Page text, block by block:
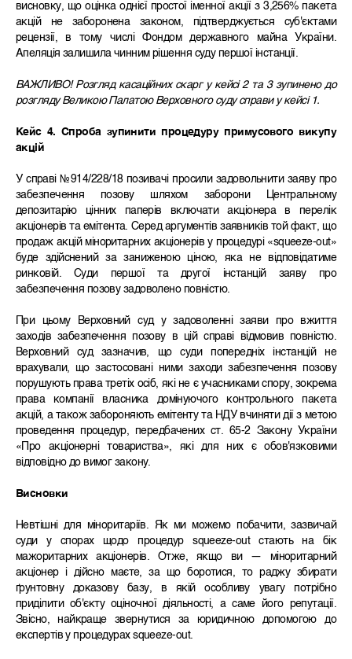
висновку, що оцінка однієї простої іменної акції з 3,256% пакета
акцій не заборонена законом, підтверджується суб'єктами
рецензії, в тому числі Фондом державного майна України.
Апеляція залишила чинним рішення суду першої інстанції.
ВАЖЛИВО! Розгляд касаційних скарг у кейсі 2 та 3 зупинено до
розгляду Великою Палатою Верховного суду справи у кейсі 1.
Кейс 4. Спроба зупинити процедуру примусового викупу
акцій
У справі №914/228/18 позивачі просили задовольнити заяву про
забезпечення позову шляхом заборони Центральному
депозитарію цінних паперів включати акціонера в перелік
акціонерів та емітента. Серед аргументів заявників той факт, що
продаж акцій міноритарних акціонерів у процедурі «squeeze-out»
буде здійснений за заниженою ціною, яка не відповідатиме
ринковій. Cуди першої та другої інстанцій заяву про
забезпечення позову задоволено повністю.
При цьому Верховний суд у задоволенні заяви про вжиття
заходів забезпечення позову в цій справі відмовив повністю.
Верховний суд зазначив, що суди попередніх інстанцій не
врахували, що застосовані ними заходи забезпечення позову
порушують права третіх осіб, які не є учасниками спору, зокрема
права компанії власника домінуючого контрольного пакета
акцій, а також забороняють емітенту та НДУ вчиняти дії з метою
проведення процедур, передбачених ст. 65‑2 Закону України
«Про акціонерні товариства», які для них є обов'язковими
відповідно до вимог закону.
Висновки
Невтішні для міноритаріїв. Як ми можемо побачити, зазвичай
суди у спорах щодо процедур squeeze-out стають на бік
мажоритарних акціонерів. Отже, якщо ви — міноритарний
акціонер і дійсно маєте, за що боротися, то раджу збирати
ґрунтовну доказову базу, в якій особливу увагу потрібно
приділити об'єкту оціночної діяльності, а саме його репутації.
Звісно, найкраще звернутися за юридичною допомогою до
експертів у процедурах squeeze-out.